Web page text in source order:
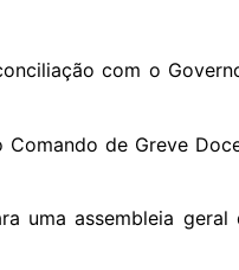
com o
de Greve
uma assembleia